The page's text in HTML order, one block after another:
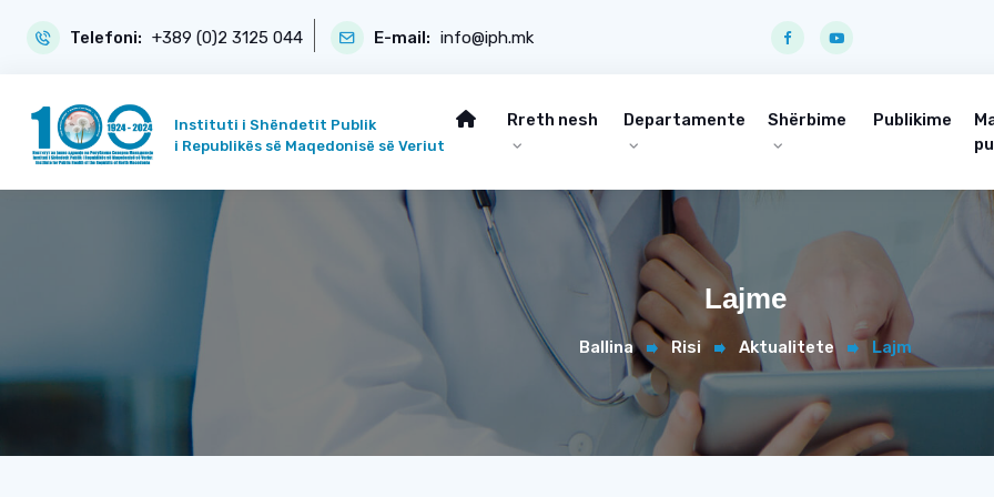
Telefoni: +389 (0)2 3125 044 E-mail: info@iph.mk
Instituti i Shëndetit Publik
i Republikës së Maqedonisë së Veriut
Rreth nesh Departamente Shërbime Publikime
Lajme
Ballina Risi Aktualitete Lajm